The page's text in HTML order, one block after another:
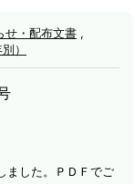
せ・配布文書 ,
）
した。
ＰＤＦでご